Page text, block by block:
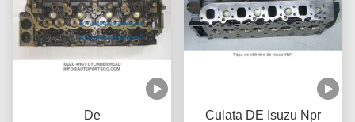
De Culata DE Isuzu Npr